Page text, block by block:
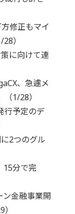
修正もマイ
）
に向けて連
、急遽メ
1/28）
行予定のデ
2つのグル
15分で完
金融事業開